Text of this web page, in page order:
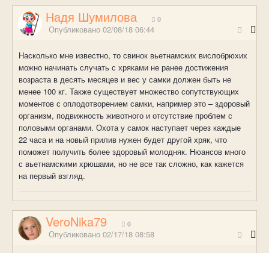
Надя Шумилова 0
Опубликовано 02/08/18 06:44
Насколько мне известно, то свинок вьетнамских вислобрюхих
можно начинать случать с хряками не ранее достижения
возраста в десять месяцев и вес у самки должен быть не
менее 100 кг. Также существует множество сопутствующих
моментов с оплодотворением самки, например это – здоровый
организм, подвижность животного и отсутствие проблем с
половыми органами. Охота у самок наступает через каждые
22 часа и на новый прилив нужен будет другой хряк, что
поможет получить более здоровый молодняк. Нюансов много
с вьетнамскими хрюшами, но не все так сложно, как кажется
на первый взгляд.
VeroNika79 0
Опубликовано 02/17/18 08:58